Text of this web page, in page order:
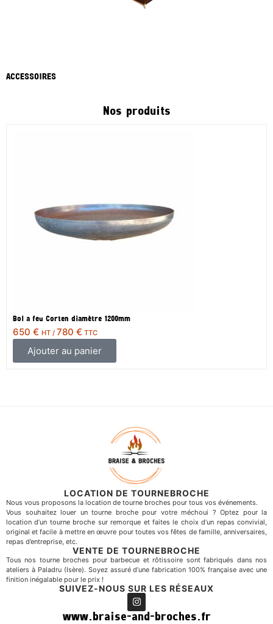
ACCESSOIRES
Nos produits
Bol a feu Corten diamètre 1200mm
650 € HT / 780 € TTC
Ajouter au panier
LOCATION DE TOURNEBROCHE
Nous vous proposons la location de tourne broches pour tous vos événements.
Vous souhaitez louer un tourne broche pour votre méchoui ? Optez pour la
location d’un tourne broche sur remorque et faites le choix d’un repas convivial,
original et facile à mettre en œuvre pour toutes vos fêtes de famille, anniversaires,
repas d’entreprise, etc.
VENTE DE TOURNEBROCHE
Tous nos tourne broches pour barbecue et rôtissoire sont fabriqués dans nos
ateliers à Paladru (Isère). Soyez assuré d’une fabrication 100% française avec une
finition inégalable pour le prix !
SUIVEZ-NOUS SUR LES RÉSEAUX
www.braise-and-broches.fr